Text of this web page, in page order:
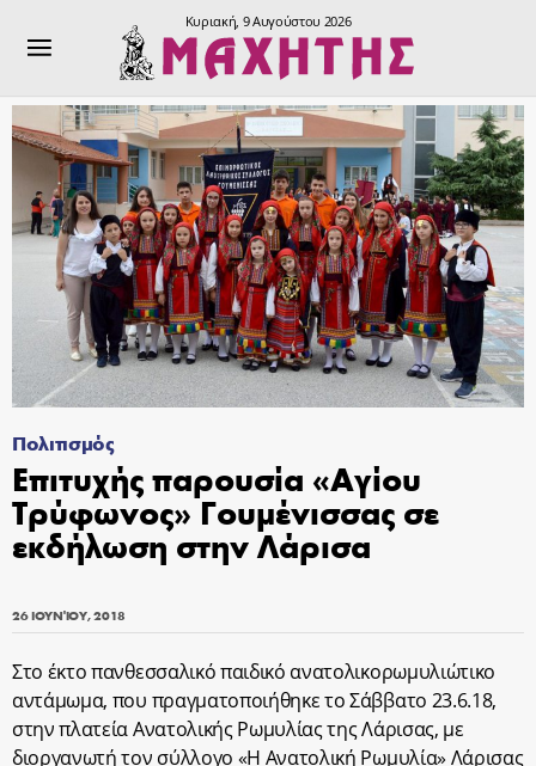
Κυριακή, 9 Αυγούστου 2026
Πολιτισμός
Επιτυχής παρουσία «Αγίου
Τρύφωνος» Γουμένισσας σε
εκδήλωση στην Λάρισα
26 ΙΟΥΝΊΟΥ, 2018
Στο έκτο πανθεσσαλικό παιδικό ανατολικορωμυλιώτικο
αντάμωμα, που πραγματοποιήθηκε το Σάββατο 23.6.18,
στην πλατεία Ανατολικής Ρωμυλίας της Λάρισας, με
διοργανωτή τον σύλλογο «Η Ανατολική Ρωμυλία» Λάρισας